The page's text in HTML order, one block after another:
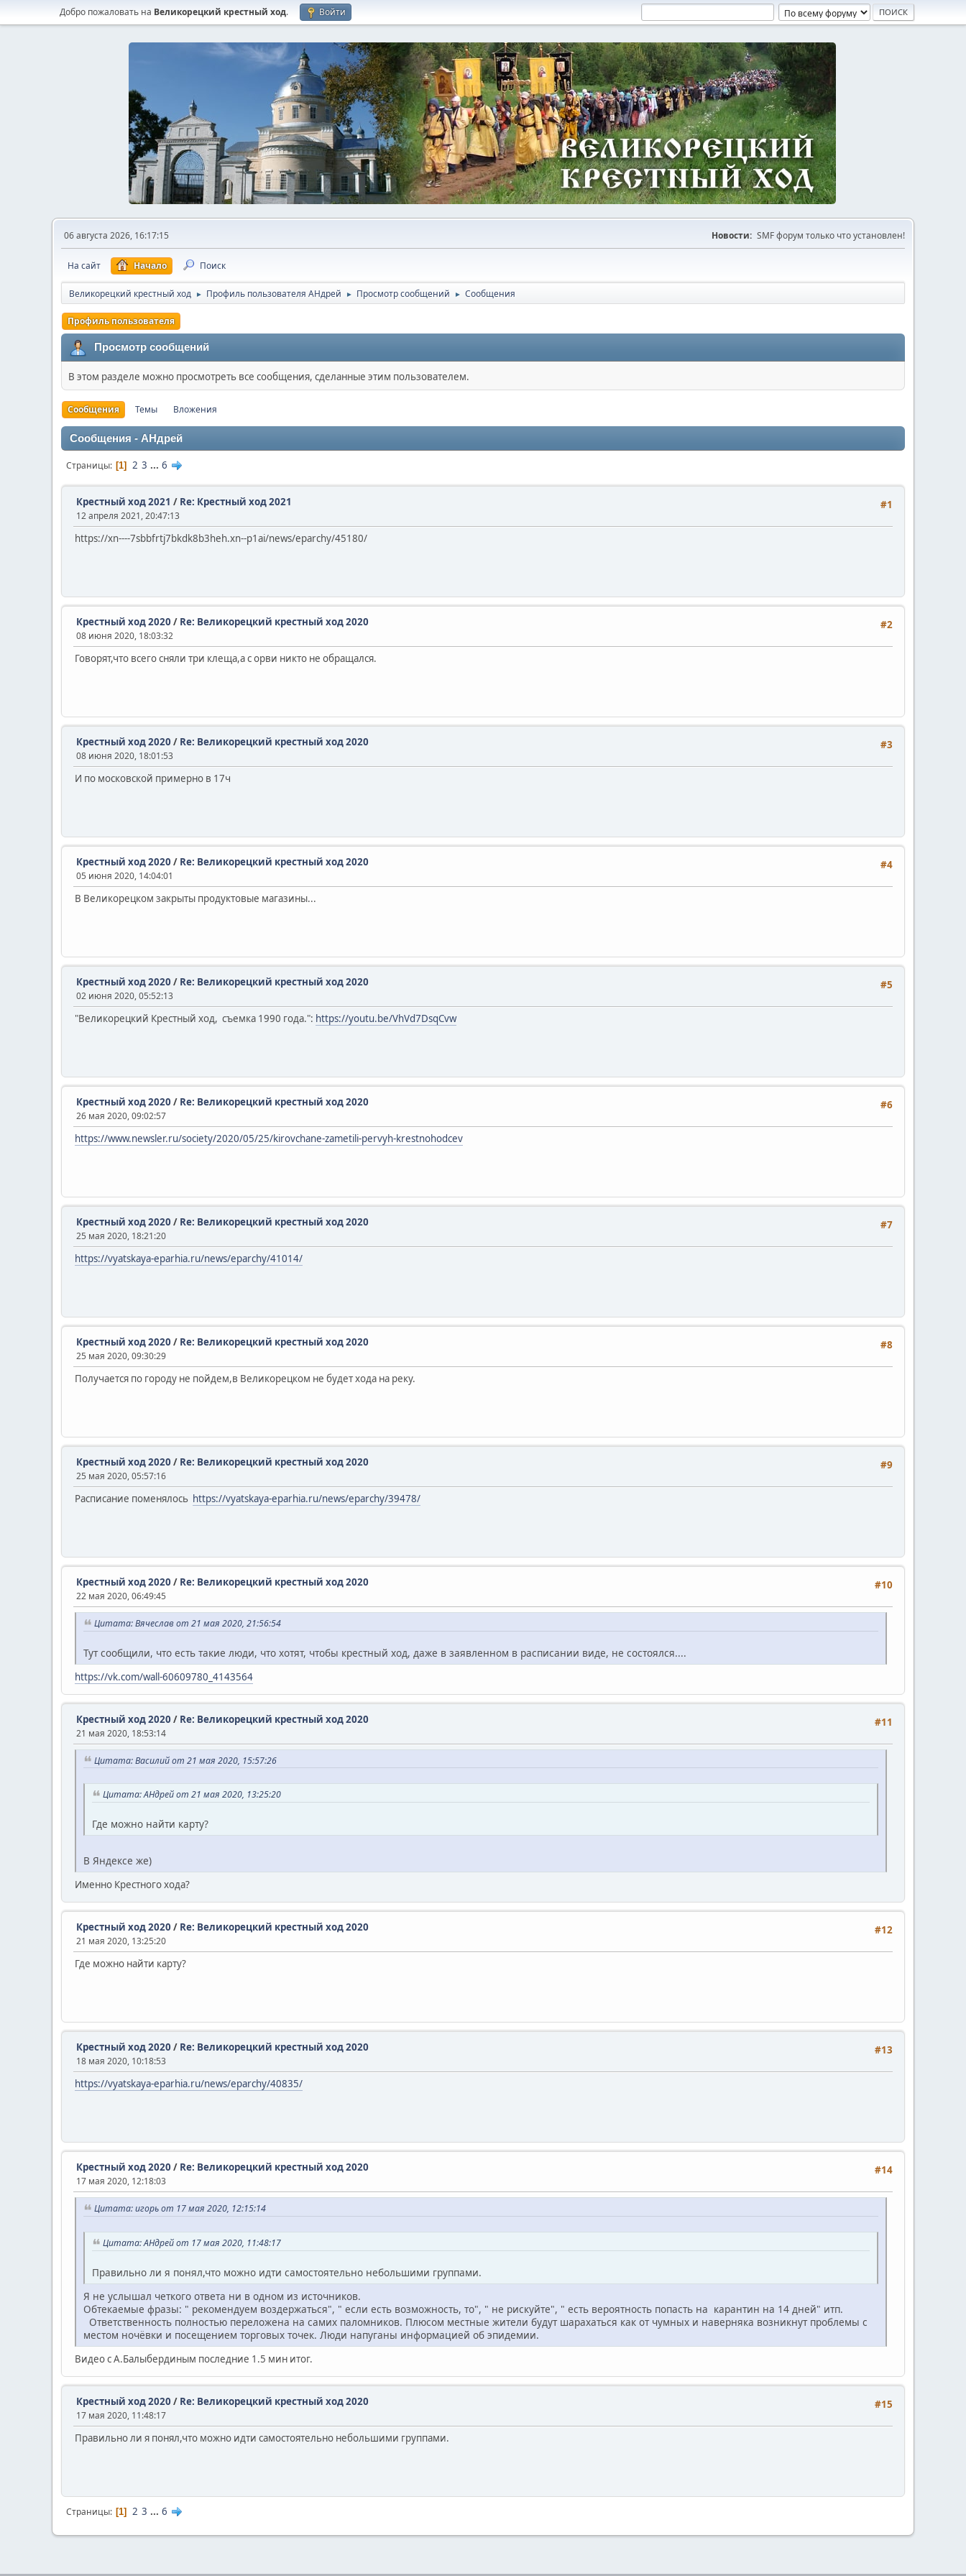
Добро пожаловать на Великорецкий крестный ход. Войти
06 августа 2026, 16:17:15 Новости: SMF форум только что установлен!
На сайт Начало Поиск
Великорецкий крестный ход ► Профиль пользователя АHдрей ► Просмотр сообщений ► Сообщения
Профиль пользователя
Просмотр сообщений
В этом разделе можно просмотреть все сообщения, сделанные этим пользователем.
Сообщения Темы Вложения
Сообщения - АHдрей
Страницы 1 2 3 ... 6
#1
Крестный ход 2021 / Re: Крестный ход 2021
12 апреля 2021, 20:47:13
https://xn----7sbbfrtj7bkdk8b3heh.xn--p1ai/news/eparchy/45180/
#2
Крестный ход 2020 / Re: Великорецкий крестный ход 2020
08 июня 2020, 18:03:32
Говорят,что всего сняли три клеща,а с орви никто не обращался.
#3
Крестный ход 2020 / Re: Великорецкий крестный ход 2020
08 июня 2020, 18:01:53
И по московской примерно в 17ч
#4
Крестный ход 2020 / Re: Великорецкий крестный ход 2020
05 июня 2020, 14:04:01
В Великорецком закрыты продуктовые магазины...
#5
Крестный ход 2020 / Re: Великорецкий крестный ход 2020
02 июня 2020, 05:52:13
"Великорецкий Крестный ход, съемка 1990 года.": https://youtu.be/VhVd7DsqCvw
#6
Крестный ход 2020 / Re: Великорецкий крестный ход 2020
26 мая 2020, 09:02:57
https://www.newsler.ru/society/2020/05/25/kirovchane-zametili-pervyh-krestnohodcev
#7
Крестный ход 2020 / Re: Великорецкий крестный ход 2020
25 мая 2020, 18:21:20
https://vyatskaya-eparhia.ru/news/eparchy/41014/
#8
Крестный ход 2020 / Re: Великорецкий крестный ход 2020
25 мая 2020, 09:30:29
Получается по городу не пойдем,в Великорецком не будет хода на реку.
#9
Крестный ход 2020 / Re: Великорецкий крестный ход 2020
25 мая 2020, 05:57:16
Расписание поменялось https://vyatskaya-eparhia.ru/news/eparchy/39478/
#10
Крестный ход 2020 / Re: Великорецкий крестный ход 2020
22 мая 2020, 06:49:45
Цитата: Вячеслав от 21 мая 2020, 21:56:54
Тут сообщили, что есть такие люди, что хотят, чтобы крестный ход, даже в заявленном в расписании виде, не состоялся....
https://vk.com/wall-60609780_4143564
#11
Крестный ход 2020 / Re: Великорецкий крестный ход 2020
21 мая 2020, 18:53:14
Цитата: Василий от 21 мая 2020, 15:57:26
Цитата: АHдрей от 21 мая 2020, 13:25:20
Где можно найти карту?
В Яндексе же)
Именно Крестного хода?
#12
Крестный ход 2020 / Re: Великорецкий крестный ход 2020
21 мая 2020, 13:25:20
Где можно найти карту?
#13
Крестный ход 2020 / Re: Великорецкий крестный ход 2020
18 мая 2020, 10:18:53
https://vyatskaya-eparhia.ru/news/eparchy/40835/
#14
Крестный ход 2020 / Re: Великорецкий крестный ход 2020
17 мая 2020, 12:18:03
Цитата: игорь от 17 мая 2020, 12:15:14
Цитата: АHдрей от 17 мая 2020, 11:48:17
Правильно ли я понял,что можно идти самостоятельно небольшими группами.
Я не услышал четкого ответа ни в одном из источников.
Обтекаемые фразы: " рекомендуем воздержаться", " если есть возможность, то", " не рискуйте", " есть вероятность попасть на карантин на 14 дней" итп.
Ответственность полностью переложена на самих паломников. Плюсом местные жители будут шарахаться как от чумных и наверняка возникнут проблемы с
местом ночёвки и посещением торговых точек. Люди напуганы информацией об эпидемии.
Видео с А.Балыбердиным последние 1.5 мин итог.
#15
Крестный ход 2020 / Re: Великорецкий крестный ход 2020
17 мая 2020, 11:48:17
Правильно ли я понял,что можно идти самостоятельно небольшими группами.
Страницы 1 2 3 ... 6